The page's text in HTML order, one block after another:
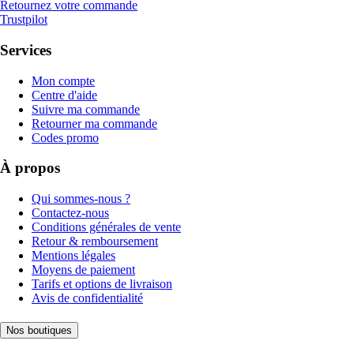
Retournez votre commande
Trustpilot
Services
Mon compte
Centre d'aide
Suivre ma commande
Retourner ma commande
Codes promo
À propos
Qui sommes-nous ?
Contactez-nous
Conditions générales de vente
Retour & remboursement
Mentions légales
Moyens de paiement
Tarifs et options de livraison
Avis de confidentialité
Nos boutiques